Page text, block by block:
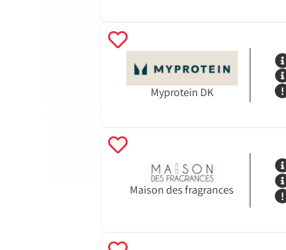
Myprotein DK
Maison des fragrances